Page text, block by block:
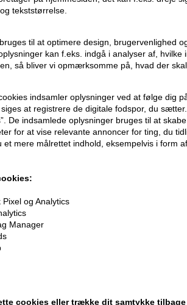
tekststørrelse.
til at optimere design, brugervenlighed
kan f.eks. indgå i analyser af, hvilke
så bliver vi opmærksomme på, hvad der
indsamler oplysninger ved at følge dig
at registrere de digitale fodspor, du
De indsamlede oplysninger bruges til at
for at vise relevante annoncer for ting, du
et mere målrettet indhold, eksempelvis i form
Pixel og Analytics
Manager
cookies eller trække dit samtykke tilbage
du handler